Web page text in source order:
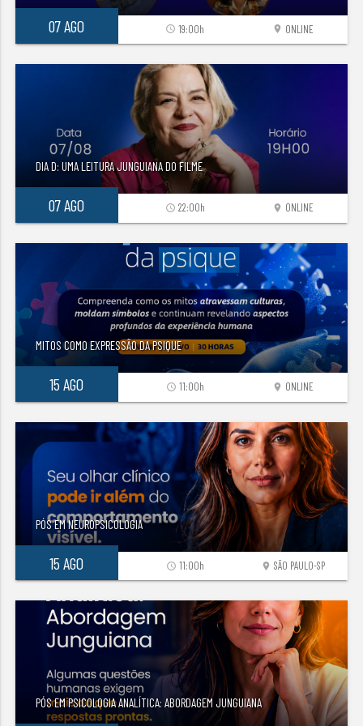
07 AGO location_on ONLINE
access_time 19:00h
DIA D: UMA LEITURA JUNGUIANA DO FILME
07 AGO location_on ONLINE
access_time 22:00h
MITOS COMO EXPRESSÃO DA PSIQUE
15 AGO location_on ONLINE
access_time 11:00h
PÓS EM NEUROPSICOLOGIA
15 AGO location_on SÃO PAULO-SP
access_time 11:00h
PÓS EM PSICOLOGIA ANALÍTICA: ABORDAGEM JUNGUIANA